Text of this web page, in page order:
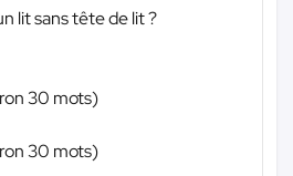
lit sans tête de lit ?
30 mots)
30 mots)